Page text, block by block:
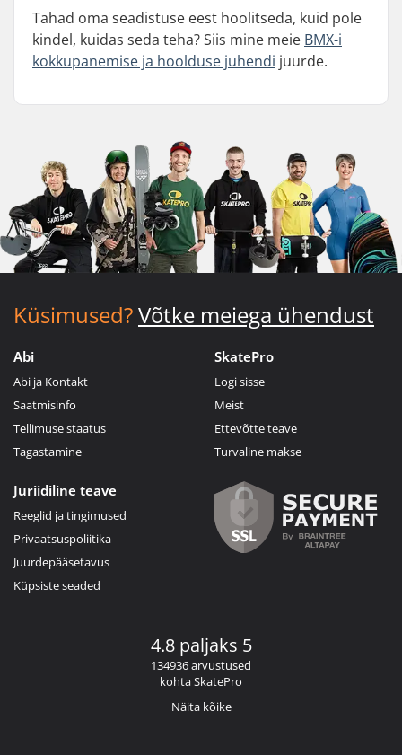
Tahad oma seadistuse eest hoolitseda, kuid pole
kindel, kuidas seda teha? Siis mine meie BMX-i
kokkupanemise ja hoolduse juhendi juurde.
Küsimused?Võtke meiega ühendust
Abi
Abi ja Kontakt
Saatmisinfo
Tellimuse staatus
Tagastamine
SkatePro
Logi sisse
Meist
Ettevõtte teave
Turvaline makse
Juriidiline teave
Reeglid ja tingimused
Privaatsuspoliitika
Juurdepääsetavus
Küpsiste seaded
4.8 paljaks 5
134936 arvustused
kohta SkatePro
Näita kõike